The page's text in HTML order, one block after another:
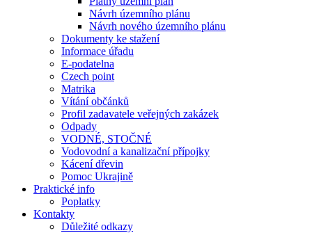
Návrh územního plánu
Návrh nového územního plánu
Dokumenty ke stažení
Informace úřadu
E-podatelna
Czech point
Matrika
Vítání občánků
Profil zadavatele veřejných zakázek
Odpady
VODNÉ, STOČNÉ
Vodovodní a kanalizační přípojky
Kácení dřevin
Pomoc Ukrajině
Praktické info
Poplatky
Kontakty
Důležité odkazy